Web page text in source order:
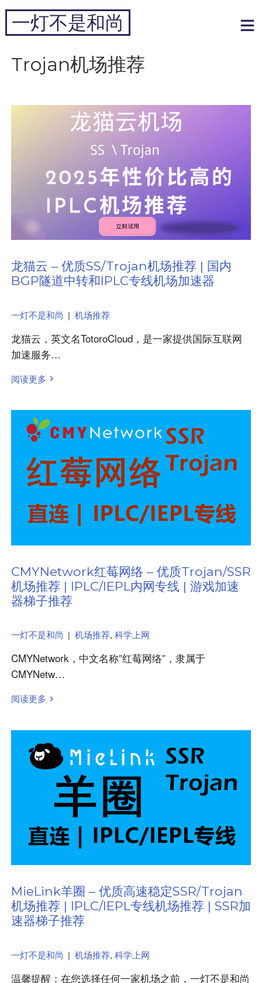
跳
内
一灯不是和尚
Trojan机场推荐
龙猫云 – 优质SS/Trojan机场推荐 | 国内
BGP隧道中转和IPLC专线机场加速器
一灯不是和尚 | 机场推荐
龙猫云，英文名TotoroCloud，是一家提供国际互联网
加速服务…
阅读更多
CMYNetwork红莓网络 – 优质Trojan/SSR
机场推荐 | IPLC/IEPL内网专线 | 游戏加速
器梯子推荐
一灯不是和尚 | 机场推荐, 科学上网
CMYNetwork，中文名称”红莓网络”，隶属于
CMYNetw…
阅读更多
MieLink羊圈 – 优质高速稳定SSR/Trojan
机场推荐 | IPLC/IEPL专线机场推荐 | SSR加
速器梯子推荐
一灯不是和尚 | 机场推荐, 科学上网
温馨提醒：在您选择任何一家机场之前，一灯不是和尚